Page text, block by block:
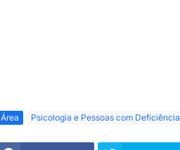
Área Psicologia e Pessoas com Deficiência